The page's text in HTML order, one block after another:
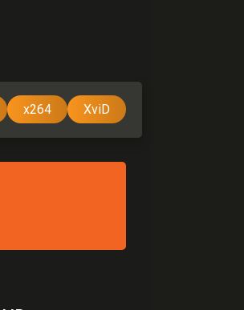
x264 XviD